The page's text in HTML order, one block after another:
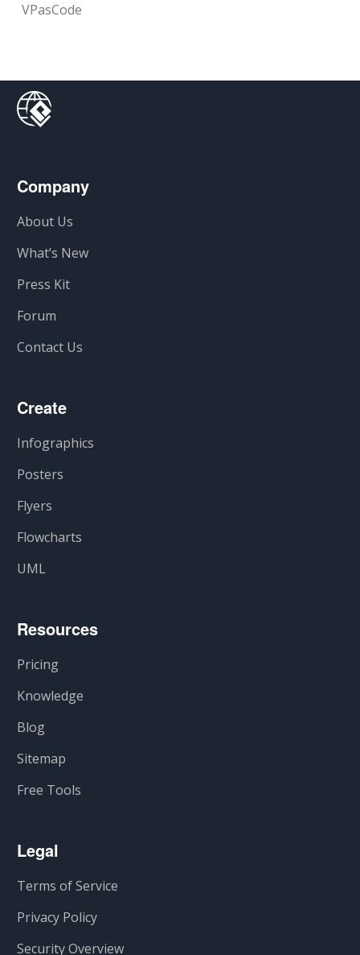
VPasCode
Company
About Us
What’s New
Press Kit
Forum
Contact Us
Create
Infographics
Posters
Flyers
Flowcharts
UML
Resources
Pricing
Knowledge
Blog
Sitemap
Free Tools
Legal
Terms of Service
Privacy Policy
Security Overview